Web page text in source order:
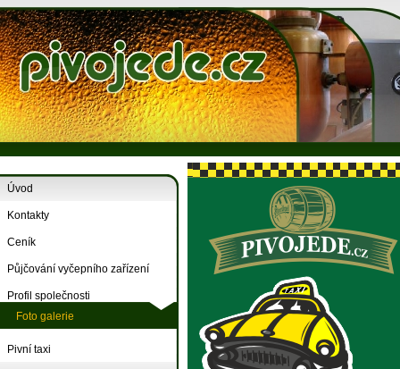
Úvod
Kontakty
Ceník
Půjčování vyčepního zařízení
Profil společnosti
Foto galerie
Pivní taxi